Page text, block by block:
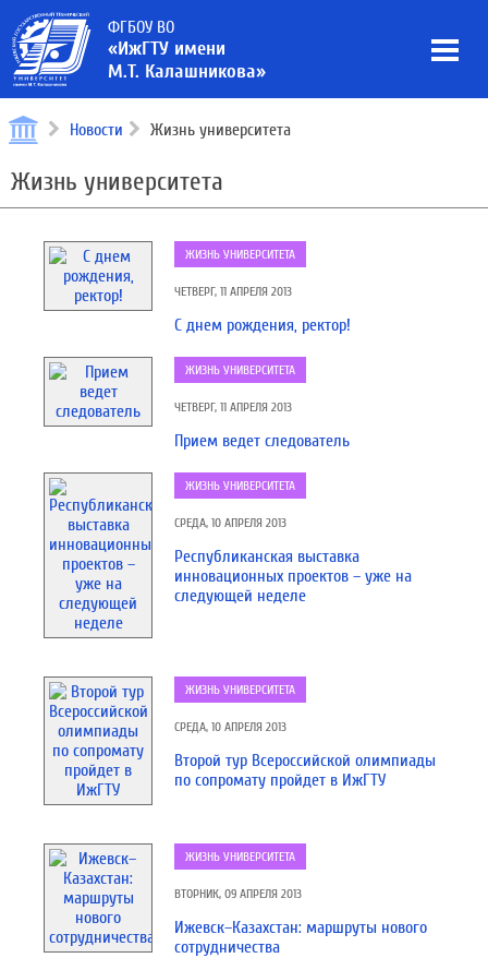
ФГБОУ ВО
«ИжГТУ имени
М.Т. Калашникова»
Новости Жизнь университета
Жизнь университета
ЖИЗНЬ УНИВЕРСИТЕТА
ЧЕТВЕРГ, 11 АПРЕЛЯ 2013
С днем рождения, ректор!
ЖИЗНЬ УНИВЕРСИТЕТА
ЧЕТВЕРГ, 11 АПРЕЛЯ 2013
Прием ведет следователь
ЖИЗНЬ УНИВЕРСИТЕТА
СРЕДА, 10 АПРЕЛЯ 2013
Республиканская выставка
инновационных проектов – уже на
следующей неделе
ЖИЗНЬ УНИВЕРСИТЕТА
СРЕДА, 10 АПРЕЛЯ 2013
Второй тур Всероссийской олимпиады
по сопромату пройдет в ИжГТУ
ЖИЗНЬ УНИВЕРСИТЕТА
ВТОРНИК, 09 АПРЕЛЯ 2013
Ижевск–Казахстан: маршруты нового
сотрудничества